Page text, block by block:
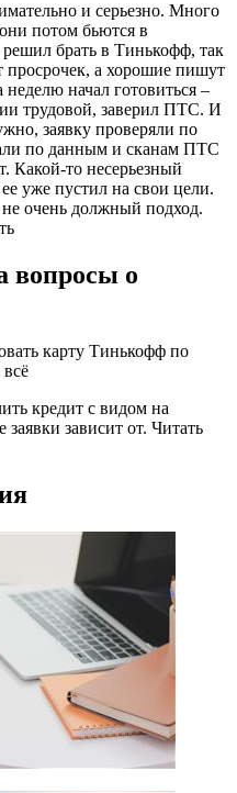
и серьезно. Много
потом бьются в
брать в Тинькофф, так
а хорошие пишут
начал готовиться –
трудовой, заверил ПТС. И
заявку проверяли по
по данным и сканам ПТС
Какой-то несерьезный
уже пустил на свои цели.
очень должный подход.
вопросы о
карту Тинькофф по
кредит с видом на
зависит от. Читать